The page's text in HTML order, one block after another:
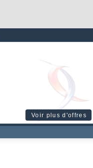
Voir plus d'offres